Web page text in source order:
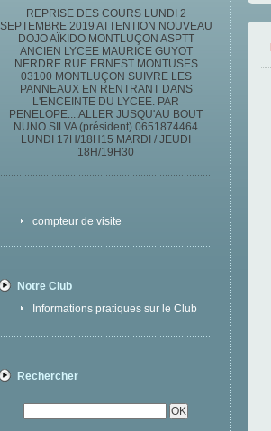
REPRISE DES COURS LUNDI 2
SEPTEMBRE 2019 ATTENTION NOUVEAU
DOJO AÏKIDO MONTLUÇON ASPTT
ANCIEN LYCEE MAURICE GUYOT
NERDRE RUE ERNEST MONTUSES
03100 MONTLUÇON SUIVRE LES
PANNEAUX EN RENTRANT DANS
L'ENCEINTE DU LYCEE. PAR
PENELOPE....ALLER JUSQU'AU BOUT
NUNO SILVA (président) 0651874464
LUNDI 17H/18H15 MARDI / JEUDI
18H/19H30
compteur de visite
Notre Club
Informations pratiques sur le Club
Rechercher